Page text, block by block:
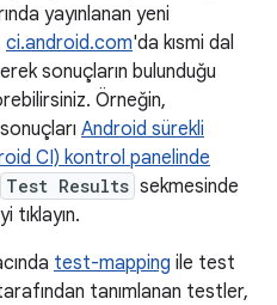
yayınlanan yeni
ci.android.com'da kısmi dal
sonuçların bulunduğu
Örneğin,
Android sürekli
CI) kontrol panelinde
Test Results sekmesinde
tıklayın.
test-mapping ile test
tanımlanan testler,